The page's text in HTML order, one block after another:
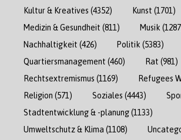
Kultur & Kreatives (4352) Kunst (1701)
Medizin & Gesundheit (811) Musik
Nachhaltigkeit (426) Politik (5383)
Quartiersmanagement (460) Rat (981)
Rechtsextremismus (1169) Refugees
Religion (571) Soziales (4443)
Stadtentwicklung & -planung(1133)
Umweltschutz & Klima (1108)